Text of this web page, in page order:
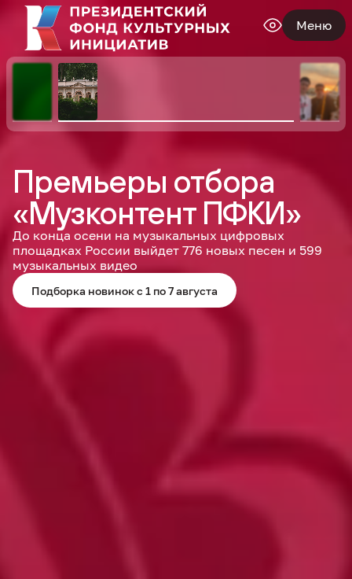
Меню
Премьеры отбора
«Музконтент ПФКИ»
До конца осени на музыкальных цифровых
площадках России выйдет 776 новых песен и 599
музыкальных видео
Подборка новинок с 1 по 7 августа